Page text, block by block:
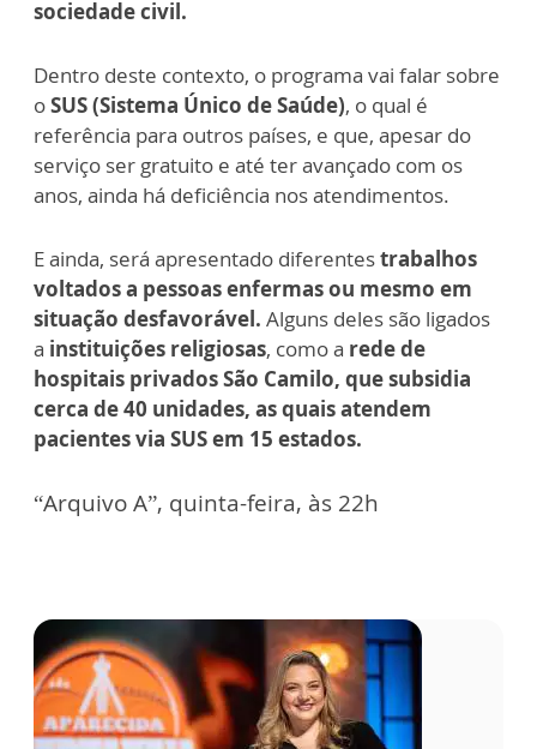
sociedade civil.
Dentro deste contexto, o programa vai falar sobre
oSUS (Sistema Único de Saúde), o qual é
referência para outros países, e que, apesar do
serviço ser gratuito e até ter avançado com os
anos, ainda há deficiência nos atendimentos.
E ainda, será apresentado diferentestrabalhos
voltados a pessoas enfermas ou mesmo em
situação desfavorável. Alguns deles são ligados
a instituições religiosas, como a rede de
hospitais privados São Camilo, que subsidia
cerca de 40 unidades, as quais atendem
pacientes via SUS em 15 estados.
“Arquivo A”, quinta-feira, às 22h